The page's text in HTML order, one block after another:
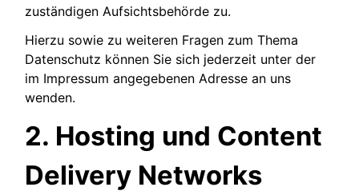
zuständigen Aufsichtsbehörde zu.
Hierzu sowie zu weiteren Fragen zum Thema
Datenschutz können Sie sich jederzeit unter der
im Impressum angegebenen Adresse an uns
wenden.
2. Hosting und Content
Delivery Networks